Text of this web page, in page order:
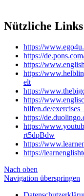
Nützliche
https://
https://
https://
https://
elt
https://
https://
hilfen.de/
https://
https://
rt5dpBdw
https://
https://
Nach oben
Navigation überspringen